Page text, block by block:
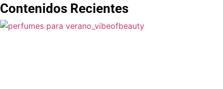
Contenidos Recientes